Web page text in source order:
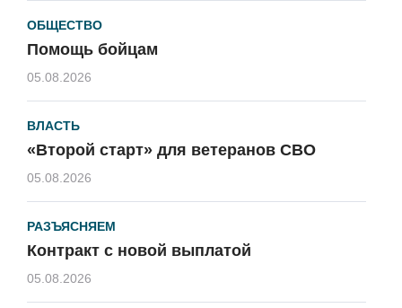
ОБЩЕСТВО
Помощь бойцам
05.08.2026
ВЛАСТЬ
«Второй старт» для ветеранов СВО
05.08.2026
РАЗЪЯСНЯЕМ
Контракт с новой выплатой
05.08.2026